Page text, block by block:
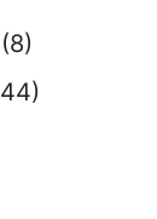
(8)